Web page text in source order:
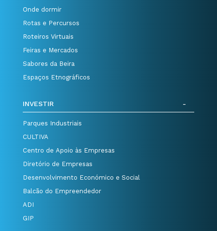
Onde dormir
Rotas e Percursos
Roteiros Virtuais
Feiras e Mercados
Sabores da Beira
Espaços Etnográficos
INVESTIR
Parques Industriais
CULTIVA
Centro de Apoio às Empresas
Diretório de Empresas
Desenvolvimento Económico e Social
Balcão do Empreendedor
ADI
GIP